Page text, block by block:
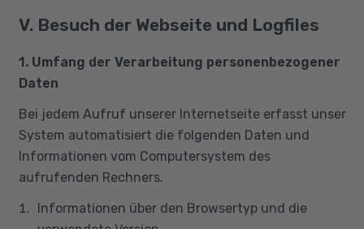
V. Besuch der Webseite und Logfiles
1. Umfang der Verarbeitung personenbezogener
Daten
Bei jedem Aufruf unserer Internetseite erfasst unser
System automatisiert die folgenden Daten und
Informationen vom Computersystem des
aufrufenden Rechners.
Informationen über den Browsertyp und die